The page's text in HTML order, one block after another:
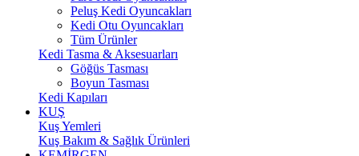
Peluş Kedi Oyuncakları
Kedi Otu Oyuncakları
Tüm Ürünler
Kedi Tasma & Aksesuarları
Göğüs Tasması
Boyun Tasması
Kedi Kapıları
KUŞ
Kuş Yemleri
Kuş Bakım & Sağlık Ürünleri